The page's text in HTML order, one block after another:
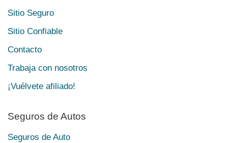
Sitio Seguro
Sitio Confiable
Contacto
Trabaja con nosotros
¡Vuélvete afiliado!
Seguros de Autos
Seguros de Auto